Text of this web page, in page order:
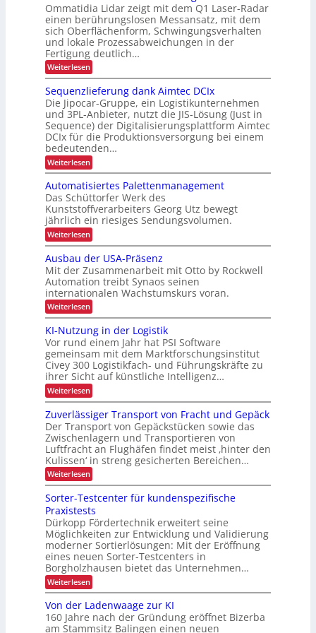
r
a
n
s
p
o
r
t
c
h
L
E
D
-
P
r
o
j
e
k
t
i
o
n
h
e
n
j
e
t
z
t
e
r
h
ä
l
t
l
i
c
h
h
ä
f
t
f
ü
r
k
u
r
z
f
r
i
s
t
i
g
e
E
i
n
s
t
z
e
e
g
e
r
u
n
g
d
e
r
L
o
g
i
s
t
i
k
a
p
a
z
i
t
ä
t
e
n
Ommatidia Lidar zeigt mit dem Q1 Laser-Radar
einen berührungslosen Messansatz, mit dem
sich Oberflächenform, Schwingungsverhalten
und lokale Prozessabweichungen in der
Fertigung deutlich…
Weiterlesen:
S
c
h
n
e
l
l
e
r
e
P
r
o
z
e
s
s
r
ü
c
k
m
e
l
d
n
g
Sequenzlieferung dank Aimtec DCIx
Die Jipocar-Gruppe, ein Logistikunternehmen
und 3PL-Anbieter, nutzt die JIS-Lösung (Just in
Sequence) der Digitalisierungsplattform Aimtec
DCIx für die Produktionsversorgung bei einem
bedeutenden…
Weiterlesen:
S
q
u
e
n
z
l
i
e
f
e
r
u
n
g
d
a
n
k
A
i
m
t
e
c
D
C
I
x
Automatisiertes Palettenmanagement
Das Schüttorfer Werk des
Kunststoffverarbeiters Georg Utz bewegt
jährlich ein riesiges Sendungsvolumen.
Weiterlesen:
A
t
o
m
a
t
i
i
e
r
e
s
P
a
l
e
t
t
e
n
m
a
a
g
e
m
e
n
t
Ausbau der USA-Präsenz
Mit der Zusammenarbeit mit Otto by Rockwell
Automation treibt Synaos seinen
internationalen Wachstumskurs voran.
Weiterlesen:
A
s
b
a
u
d
e
r
U
S
A
-
P
r
ä
s
e
n
z
KI-Nutzung in der Logistik
Vor rund einem Jahr hat PSI Software
gemeinsam mit dem Marktforschungsinstitut
Civey 300 Logistikfach- und Führungskräfte zu
ihrer Sicht auf künstliche Intelligenz…
Weiterlesen:
K
I
-
N
u
t
z
u
n
g
i
n
d
e
r
L
o
g
i
s
i
k
Zuverlässiger Transport von Fracht und Gepäck
Der Transport von Gepäckstücken sowie das
Zwischenlagern und Transportieren von
Luftfracht an Flughäfen findet meist ‚hinter den
Kulissen‘ in streng gesicherten Bereichen…
Weiterlesen:
Z
v
e
r
l
ä
s
s
i
g
e
r
T
Sorter-Testcenter für kundenspezifische
Praxistests
Dürkopp Fördertechnik erweitert seine
Möglichkeiten zur Entwicklung und Validierung
moderner Sortierlösungen: Mit der Eröffnung
eines neuen Sorter-Testcenters in
Borgholzhausen bietet das Unternehmen…
Weiterlesen:
S
r
e
Von der Ladenwaage zur KI
160 Jahre nach der Gründung eröffnet Bizerba
am Stammsitz Balingen einen neuen